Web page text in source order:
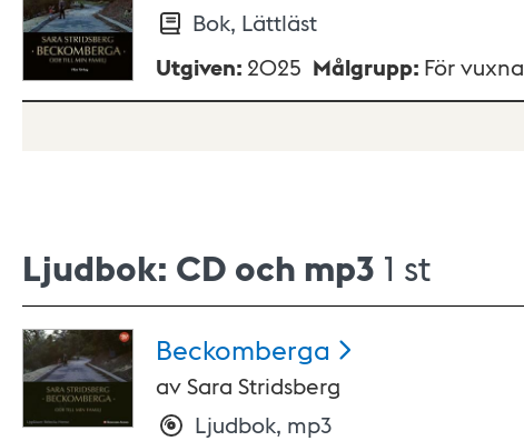
Bok, Lättläst
Utgiven: 2025 Målgrupp: För vuxna
Ljudbok: CD och mp3 1 st
Beckomberga
avSara Stridsberg
Ljudbok, mp3